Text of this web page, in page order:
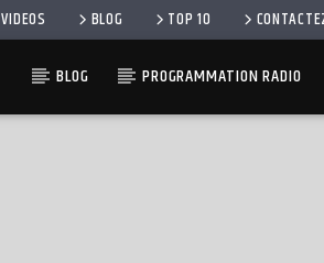
VIDEOS BLOG TOP 10
BLOG PROGRAMMATION RADIO